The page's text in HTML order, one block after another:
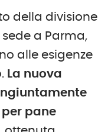
della divisione
a Parma,
alle esigenze
La nuova
pane